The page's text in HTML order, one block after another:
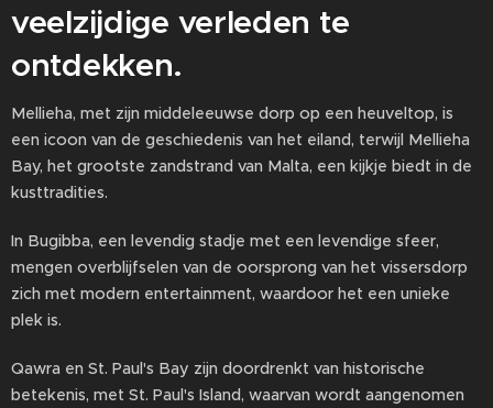
veelzijdige verleden te
ontdekken.
Mellieha, met zijn middeleeuwse dorp op een heuveltop, is
een icoon van de geschiedenis van het eiland, terwijl Mellieha
Bay, het grootste zandstrand van Malta, een kijkje biedt in de
kusttradities.
In Bugibba, een levendig stadje met een levendige sfeer,
mengen overblijfselen van de oorsprong van het vissersdorp
zich met modern entertainment, waardoor het een unieke
plek is.
Qawra en St. Paul's Bay zijn doordrenkt van historische
betekenis, met St. Paul's Island, waarvan wordt aangenomen